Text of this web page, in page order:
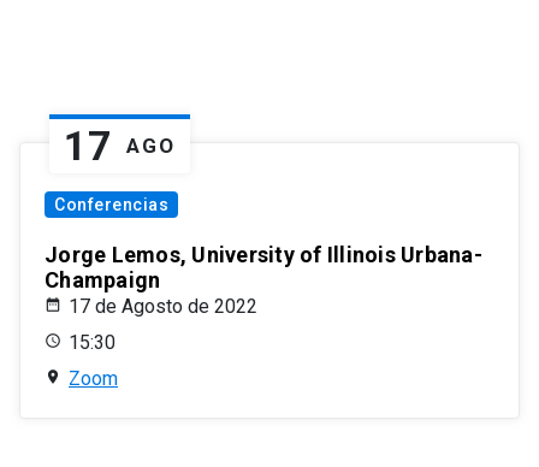
17 AGO
Conferencias
Jorge Lemos, University of Illinois Urbana-
Champaign
17 de Agosto de 2022
15:30
Zoom